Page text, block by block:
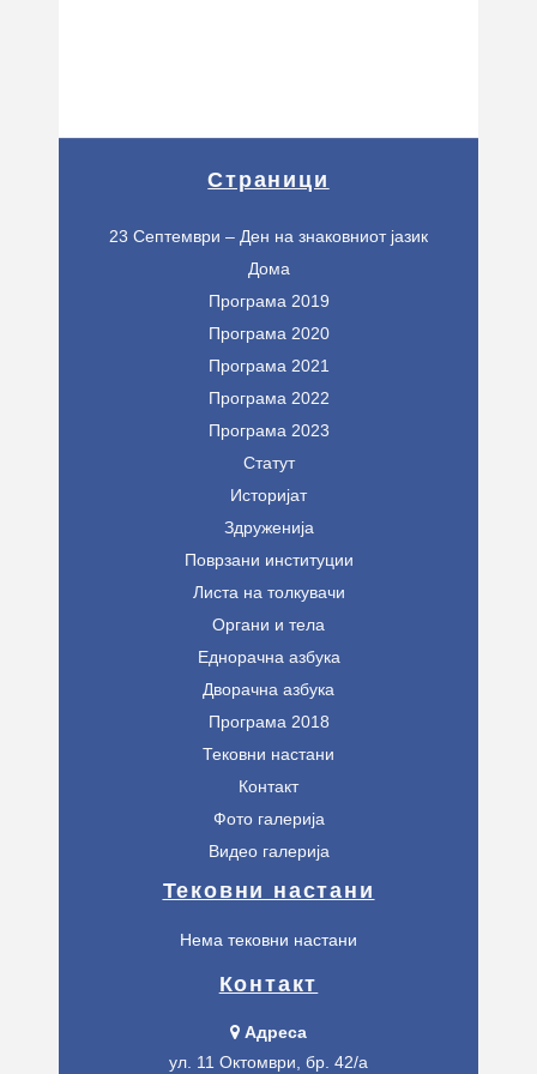
Страници
23 Септември – Ден на знаковниот јазик
Дома
Програма 2019
Програма 2020
Програма 2021
Програма 2022
Програма 2023
Статут
Историјат
Здруженија
Поврзани институции
Листа на толкувачи
Органи и тела
Еднорачна азбука
Дворачна азбука
Програма 2018
Тековни настани
Контакт
Фото галерија
Видео галерија
Тековни настани
Нема тековни настани
Контакт
Адреса
ул. 11 Октомври, бр. 42/а